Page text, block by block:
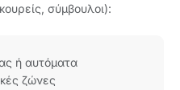
σύμβουλοι):
ή αυτόματα
ζώνες